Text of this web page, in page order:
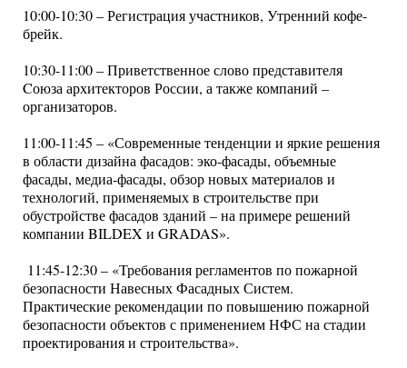
10:00-10:30 – Регистрация участников, Утренний кофе-
брейк.
10:30-11:00 – Приветственное слово представителя
Cоюза архитекторов России, а также компаний –
организаторов.
11:00-11:45 – «Современные тенденции и яркие решения
в области дизайна фасадов: эко-фасады, объемные
фасады, медиа-фасады, обзор новых материалов и
технологий, применяемых в строительстве при
обустройстве фасадов зданий – на примере решений
компании BILDEX и GRADAS».
11:45-12:30 – «Требования регламентов по пожарной
безопасности Навесных Фасадных Систем.
Практические рекомендации по повышению пожарной
безопасности объектов с применением НФС на стадии
проектирования и строительства».